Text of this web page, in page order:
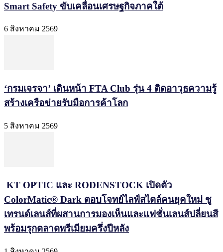
Smart Safety ขับเคลื่อนเศรษฐกิจภาคใต้
6 สิงหาคม 2569
‘กรมเจรจา’ เดินหน้า FTA Club รุ่น 4 ติดอาวุธความรู้
สร้างเครือข่ายรับมือการค้าโลก
5 สิงหาคม 2569
KT OPTIC และ RODENSTOCK เปิดตัว
ColorMatic® Dark ตอบโจทย์ไลฟ์สไตล์คนยุคใหม่ ชู
เทรนด์เลนส์ที่ผสานการมองเห็นและแฟชั่นเลนส์ปลี่ยนสี
พร้อมรุกตลาดพรีเมียมครึ่งปีหลัง